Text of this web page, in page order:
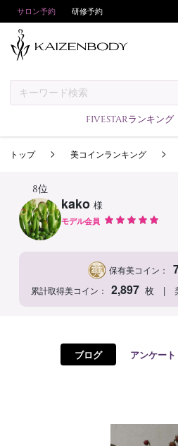
サロン予約 研修予約
FIVESTARランキング
予約方法
サロンラン
トップ 美コインランキング
8位
kako 様
モデル会員
保有美コイン：
累計取得美コイン： 2,897 枚 |
ブログ アンケート